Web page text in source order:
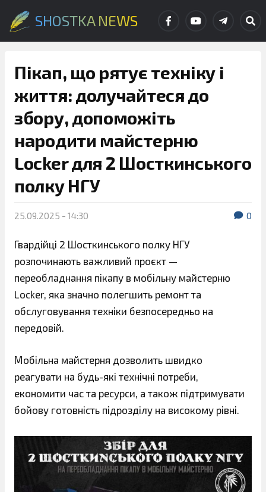
SHOSTKA NEWS
Пікап, що рятує техніку і
життя: долучайтеся до
збору, допоможіть
народити майстерню
Locker для 2 Шосткинського
полку НГУ
25.09.2025 - 14:30 0
Гвардійці 2 Шосткинського полку НГУ
розпочинають важливий проєкт —
переобладнання пікапу в мобільну майстерню
Locker, яка значно полегшить ремонт та
обслуговування техніки безпосередньо на
передовій.
Мобільна майстерня дозволить швидко
реагувати на будь-які технічні потреби,
економити час та ресурси, а також підтримувати
бойову готовність підрозділу на високому рівні.